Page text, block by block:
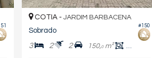
#150
COTIA - JARDIM BARBACENA
Sobrado
3 2 2 150,0m² 80,